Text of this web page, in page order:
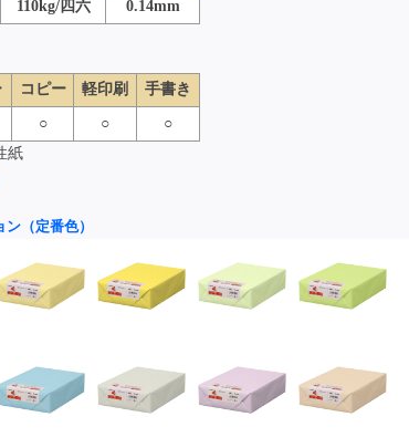
110kg/四六 0.14mm
コピー 軽印刷 手書き
○ ○
○
紙
（定番色）